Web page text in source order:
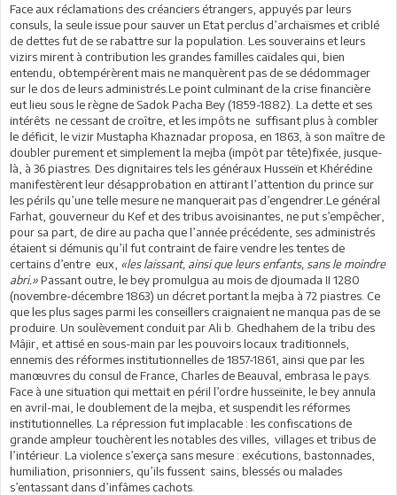
Face aux réclamations des créanciers étrangers, appuyés par leurs
consuls, la seule issue pour sauver un Etat perclus d’archaïsmes et criblé
de dettes fut de se rabattre sur la population. Les souverains et leurs
vizirs mirent à contribution les grandes familles caïdales qui, bien
entendu, obtempérèrent mais ne manquèrent pas de se dédommager
sur le dos de leurs administrés.Le point culminant de la crise financière
eut lieu sous le règne de Sadok Pacha Bey (1859-1882). La dette et ses
intérêts ne cessant de croître, et les impôts ne suffisant plus à combler
le déficit, le vizir Mustapha Khaznadar proposa, en 1863, à son maître de
doubler purement et simplement la mejba (impôt par tête)fixée, jusque-
là, à 36 piastres. Des dignitaires tels les généraux Husseïn et Khérédine
manifestèrent leur désapprobation en attirant l’attention du prince sur
les périls qu’une telle mesure ne manquerait pas d’engendrer.Le général
Farhat, gouverneur du Kef et des tribus avoisinantes, ne put s’empêcher,
pour sa part, de dire au pacha que l’année précédente, ses administrés
étaient si démunis qu’il fut contraint de faire vendre les tentes de
certains d’entre eux, «les laissant, ainsi que leurs enfants, sans le moindre
abri.»Passant outre, le bey promulgua au mois de djoumada II 1280
(novembre-décembre 1863) un décret portant la mejba à 72 piastres. Ce
que les plus sages parmi les conseillers craignaient ne manqua pas de se
produire. Un soulèvement conduit par Ali b. Ghedhahem de la tribu des
Mâjir, et attisé en sous-main par les pouvoirs locaux traditionnels,
ennemis des réformes institutionnelles de 1857-1861, ainsi que par les
manœuvres du consul de France, Charles de Beauval, embrasa le pays.
Face à une situation qui mettait en péril l’ordre husseïnite, le bey annula
en avril-mai, le doublement de la mejba, et suspendit les réformes
institutionnelles. La répression fut implacable : les confiscations de
grande ampleur touchèrent les notables des villes, villages et tribus de
l’intérieur. La violence s’exerça sans mesure : exécutions, bastonnades,
humiliation, prisonniers, qu’ils fussent sains, blessés ou malades
s’entassant dans d’infâmes cachots.